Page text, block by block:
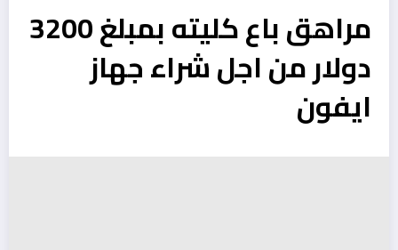
مراهق باع كليته بمبلغ 3200
دولار من اجل شراء جهاز
ايفون